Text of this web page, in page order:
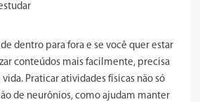
dentro para fora e se você quer estar
conteúdos mais facilmente, precisa
Praticar atividades físicas não só
de neurônios, como ajudam manter